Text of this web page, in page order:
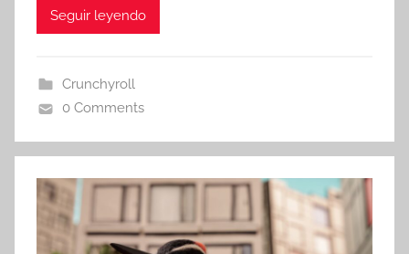
Seguir leyendo
Crunchyroll
0 Comments